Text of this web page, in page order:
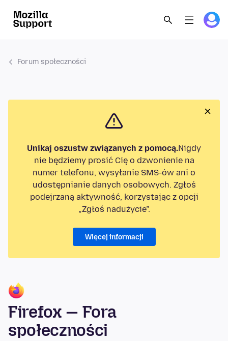
Forum społeczności
Unikaj oszustw związanych z pomocą.Nigdy
nie będziemy prosić Cię o dzwonienie na
numer telefonu, wysyłanie SMS-ów ani o
udostępnianie danych osobowych. Zgłoś
podejrzaną aktywność, korzystając z opcji
„Zgłoś nadużycie”.
Więcej informacji
Firefox — Fora
społeczności